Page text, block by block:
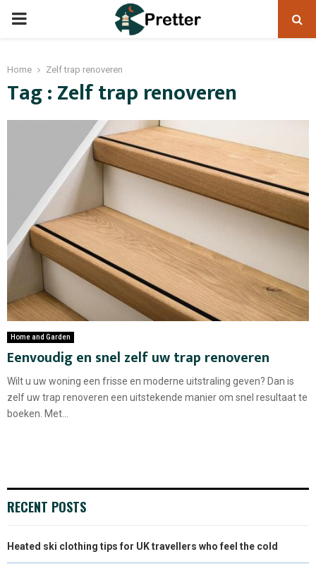
PRIMARY
Home Zelf trap renoveren
Tag : Zelf trap renoveren
Home and Garden
Eenvoudig en snel zelf uw trap renoveren
Wilt u uw woning een frisse en moderne uitstraling geven? Dan is
zelf uw trap renoveren een uitstekende manier om snel resultaat te
boeken. Met...
RECENT POSTS
Heated ski clothing tips for UK travellers who feel the cold